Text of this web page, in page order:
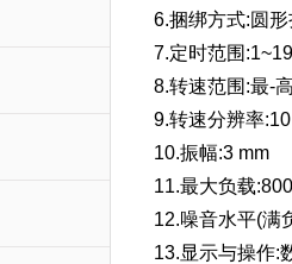
6.捆绑方式:圆
7.定时范围
8.转速范围:最-
9.转速分辨率
10.振幅:3 mm
11.最大负载
12.噪音水平(满
13.显示与操作: